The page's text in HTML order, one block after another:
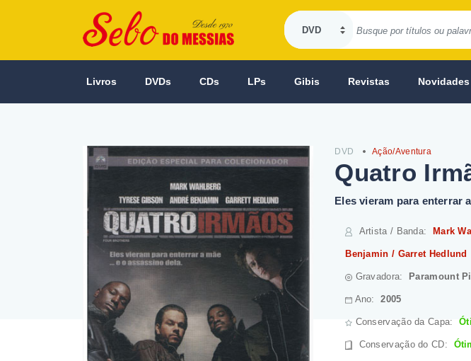
Livros DVDs CDs LPs Gibis Revistas Novidades
DVD Ação/Aventura
Quatro
Eles vieram para enterrar
Artista / Banda: Mark
Benjamin / Garret Hedlund
Gravadora: Paramount
Ano:2005
Conservação da Capa:
Conservação do CD: